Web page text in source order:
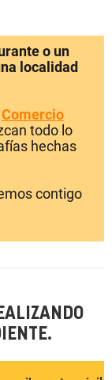
o un
localidad
Comercio
todo lo
hechas
contigo